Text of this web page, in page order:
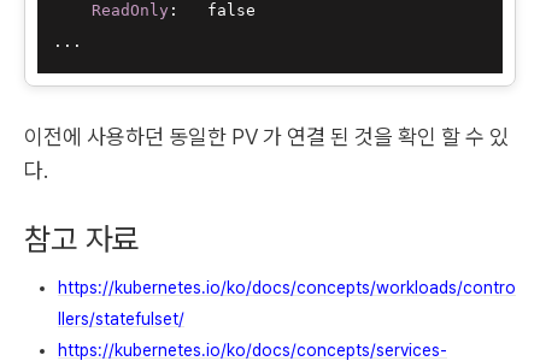
ReadOnly :   false
이전에 사용하던 동일한 PV 가 연결 된 것을 확인 할 수 있
다.
참고 자료
https://kubernetes.io/ko/docs/concepts/workloads/contro
llers/statefulset/
https://kubernetes.io/ko/docs/concepts/services-